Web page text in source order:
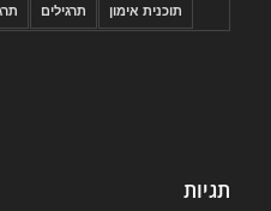
תוכנית אימון תרגילים
תגיות